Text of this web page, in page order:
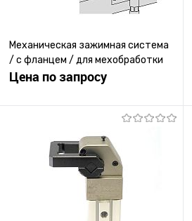
Механическая зажимная система
/ с фланцем / для мехобработки
Цена по запросу
Запросить цену
Купить в 1 клик
К сравнению
Под заказ